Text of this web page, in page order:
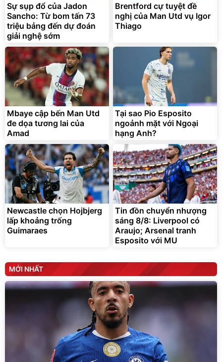
Bạt phủ xe ô tô cao cấp,
tráng nhôm 03 lớp
392.000đ
325.000 đ
Đã bán nhiều
Xe đạp điện trợ lực G-
Force C14 gấp gọn bỏ cốp
tiện lợi
9.900.000đ
7.092.000đ
Đang xem nhiều
G-FORCE VIETNA
Sự sụp đổ của Jadon
Sancho: Từ bom tấn 73
triệu bảng đến dự đoán
giải nghệ sớm
Brentford cự tuyệt đề
nghị của Man Utd vụ Igor
Thiago
Mbaye cập bến Man Utd
đe dọa tương lai của
Amad
Tại sao Pio Esposito
ngoảnh mặt với Ngoại
hạng Anh?
Newcastle chọn Hojbjerg
lấp khoảng trống
Guimaraes
Tin đồn chuyển nhượng
sáng 8/8: Liverpool có
Araujo; Arsenal tranh
Esposito với MU
MỚI NHẤT